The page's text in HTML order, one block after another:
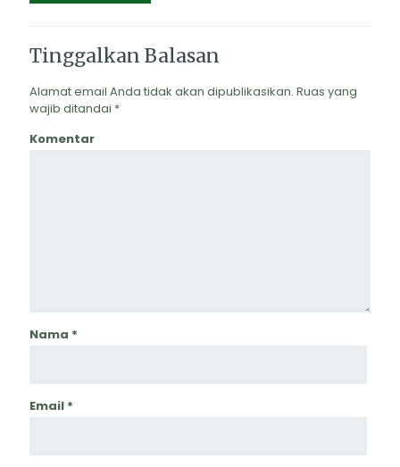
Tinggalkan Balasan
Alamat email Anda tidak akan dipublikasikan. Ruas yang
wajib ditandai *
Komentar
Nama *
Email *